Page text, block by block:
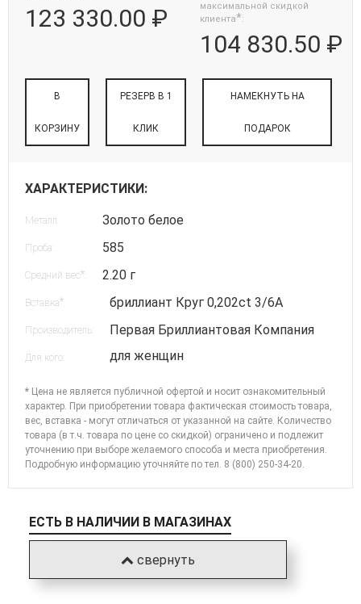
123 330.00 ₽
максимальной скидкой
клиента*:
104 830.50 ₽
В
КОРЗИНУ
РЕЗЕРВ В 1
КЛИК
НАМЕКНУТЬ НА
ПОДАРОК
ХАРАКТЕРИСТИКИ:
Металл: Золото белое
Проба: 585
Средний вес* 2.20 г
Вставка* бриллиант Круг 0,202ct 3/6А
Производитель: Первая Бриллиантовая Компания
Для кого: для женщин
* Цена не является публичной офертой и носит ознакомительный
характер. При приобретении товара фактическая стоимость товара,
вес, вставка - могут отличаться от указанной на сайте. Количество
товара (в т.ч. товара по цене со скидкой) ограничено и подлежит
уточнению при выборе желаемого способа и места приобретения.
Подробную информацию уточняйте потел. 8 (800) 250-34-20
ЕСТЬ В НАЛИЧИИ В МАГАЗИНАХ
свернуть